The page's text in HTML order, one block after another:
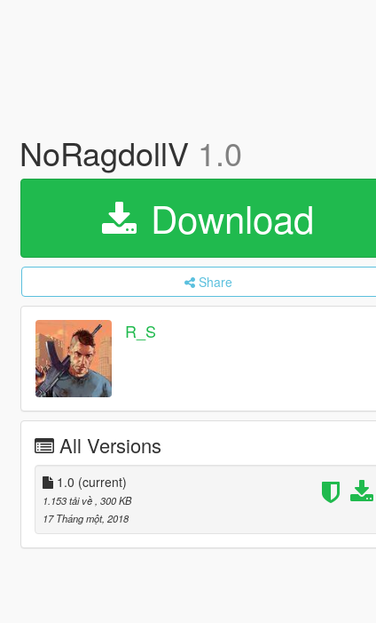
NoRagdollV 1.0
Download
Share
R_S
All Versions
1.0 (current)
1.153 tải về , 300 KB
17 Tháng một, 2018